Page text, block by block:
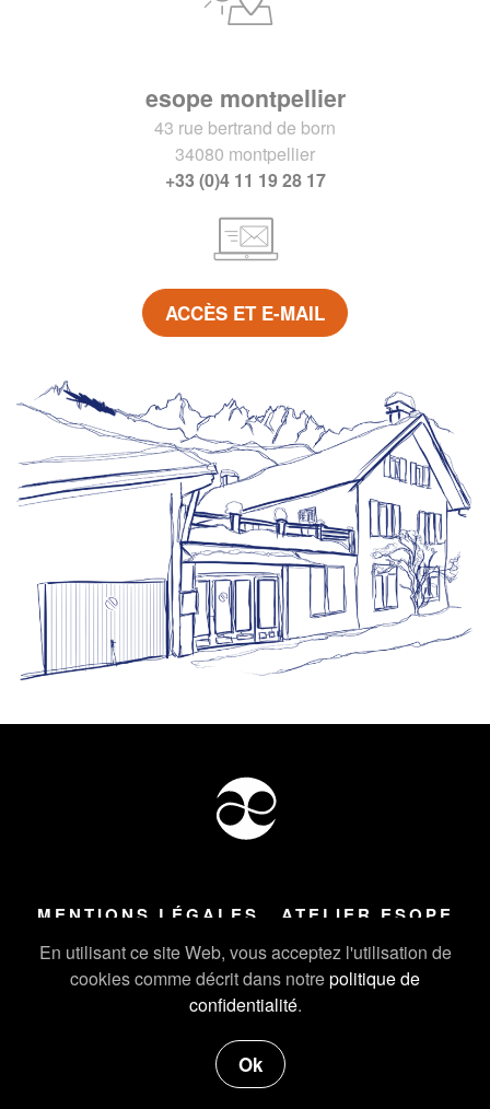
En utilisant ce site Web, vous acceptez l'utilisation de
cookies comme décrit dans notrepolitique de
confidentialité.
Ok
esope montpellier
43 rue bertrand de born
34080 montpellier
+33 (0)4 11 19 28 17
ACCÈS ET E-MAIL
MENTIONS LÉGALES ATELIER ESOPE